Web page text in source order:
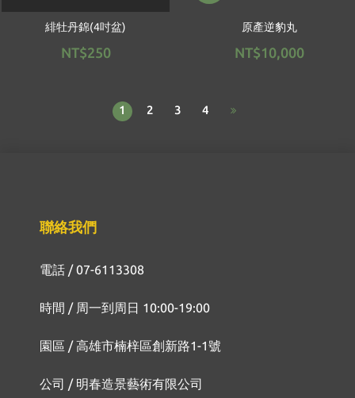
緋牡丹錦(4吋盆)
NT$250
原產逆豹丸
NT$10,000
1 2 3 4
聯絡我們
電話 / 07-6113308
時間 / 周一到周日 10:00-19:00
園區 / 高雄市楠梓區創新路1-1號
公司 / 明春造景藝術有限公司